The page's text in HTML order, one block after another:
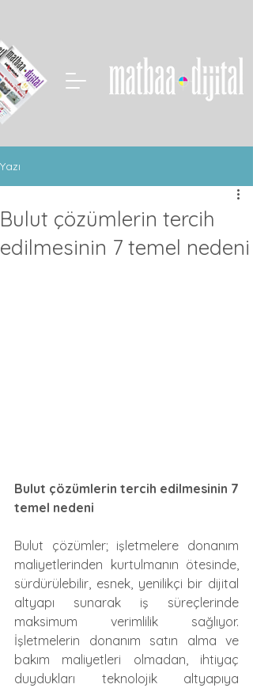
Yazı
Bulut çözümlerin tercih
edilmesinin 7 temel nedeni
Bulut çözümlerin tercih edilmesinin 7
temel nedeni
Bulut çözümler; işletmelere donanım
maliyetlerinden kurtulmanın ötesinde,
sürdürülebilir, esnek, yenilikçi bir dijital
altyapı sunarak iş süreçlerinde
maksimum verimlilik sağlıyor.
İşletmelerin donanım satın alma ve
bakım maliyetleri olmadan, ihtiyaç
duydukları teknolojik altyapıya